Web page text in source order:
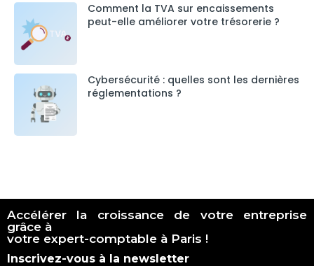
Comment la TVA sur encaissements
peut-elle améliorer votre trésorerie ?
Cybersécurité : quelles sont les dernières
réglementations ?
Accélérer la croissance de votre entreprise
grâce à
votre expert-comptable à Paris !
Inscrivez-vous à la newsletter